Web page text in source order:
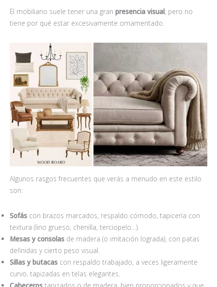
El mobiliario suele tener una gran presencia visual, pero no
tiene por qué estar excesivamente ornamentado.
Algunos rasgos frecuentes que verás a menudo en este estilo
son:
Sofás con brazos marcados, respaldo cómodo, tapicería con
textura (lino grueso, chenilla, terciopelo…).
Mesas y consolas de madera (o imitación lograda), con patas
definidas y cierto peso visual.
Sillas y butacas con respaldo trabajado, a veces ligeramente
curvo, tapizadas en telas elegantes.